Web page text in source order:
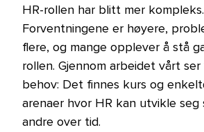
HR-rollen har blitt mer kompleks.
Forventningene er høyere,
flere, og mange opplever å stå
rollen. Gjennom arbeidet vårt
behov: Det finnes kurs og
arenaer hvor HR kan utvikle seg
andre over tid.